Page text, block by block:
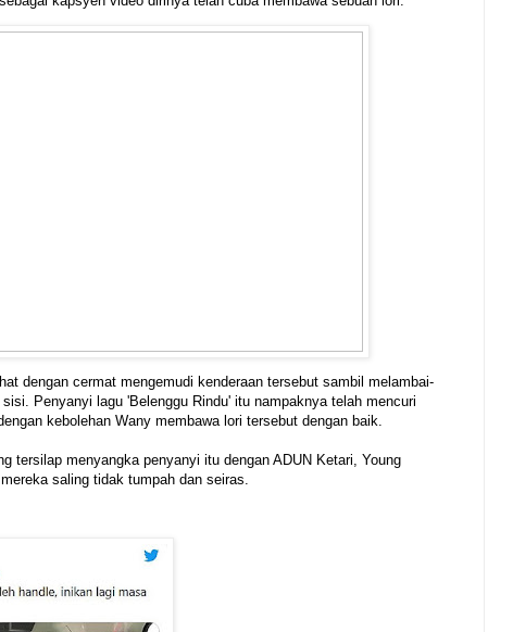
dengan cermat mengemudi kenderaan tersebut sambil melambai-
Penyanyi lagu 'Belenggu Rindu' itu nampaknya telah mencuri
kebolehan Wany membawa lori tersebut dengan baik.
tersilap menyangka penyanyi itu dengan ADUN Ketari, Young
saling tidak tumpah dan seiras.